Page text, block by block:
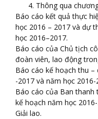
Thông qua
Báo cáo kết quả thực
học 2016 – 2017 và dự
học 2016–2017.
Báo cáo của Chủ tịch
đoàn viên, lao động
Báo cáo kế hoạch thu –
-2017 và năm học 2016-
Báo cáo của Ban thanh
kế hoạch năm học
Giải lao.